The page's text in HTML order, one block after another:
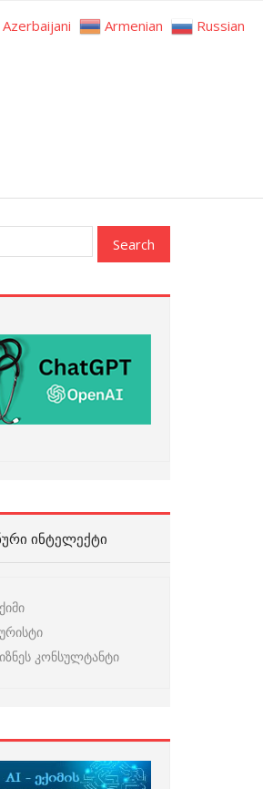
ᲘᲜᲢᲔᲚᲔᲥᲢᲘ
კონსულტანტი
Azerbaijani Armenian Russian